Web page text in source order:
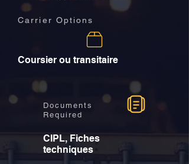
Carrier Options
Coursier ou transitaire
Documents
Required
CIPL, Fiches
techniques